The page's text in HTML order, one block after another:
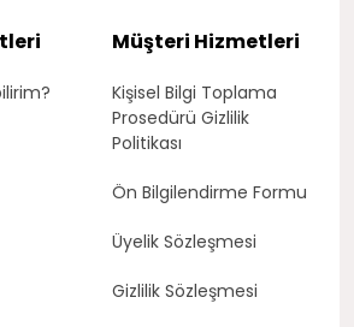
Müşteri Hizmetleri
Kişisel Bilgi Toplama
Prosedürü Gizlilik
Politikası
Ön Bilgilendirme Formu
Üyelik Sözleşmesi
Gizlilik Sözleşmesi